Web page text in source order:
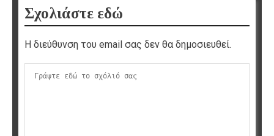
Σχολιάστε εδώ
Η διεύθυνση του email σας δεν θα δημοσιευθεί.